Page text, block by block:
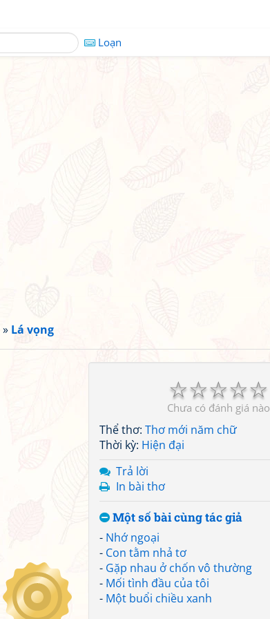
Loạn
» Lá vọng
☆
☆
☆
☆
☆
Chưa có đánh giá nào
Thể thơ: Thơ mới năm chữ
Thời kỳ: Hiện đại
Trả lời
In bài thơ
Một số bài cùng tác giả
- Nhớ ngoại
- Con tằm nhả tơ
- Gặp nhau ở chốn vô thường
- Mối tình đầu của tôi
- Một buổi chiều xanh